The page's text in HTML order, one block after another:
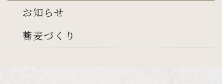
お知らせ
蕎麦づくり